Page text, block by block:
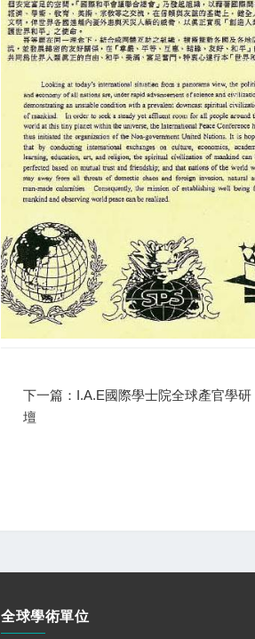
下一篇：I.A.E國際學士院全球產官學
壇
全球學術單位